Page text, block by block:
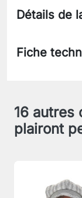
Détails de
Fiche
16 autres
plairont